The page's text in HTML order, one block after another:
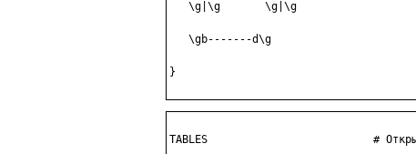
   \g|\g       \g|\g
   \gb-------d\g
}
TABLES                          #